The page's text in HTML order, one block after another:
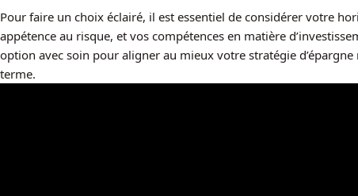
Pour faire un choix éclairé, il est essentiel de considérer votre
appétence au risque, et vos compétences en matière
option avec soin pour aligner au mieux votre stratégie
terme.